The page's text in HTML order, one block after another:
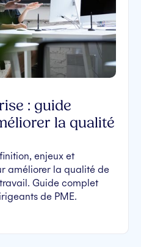
: guide
la qualité
enjeux et
améliorer la qualité de
Guide complet
de PME.